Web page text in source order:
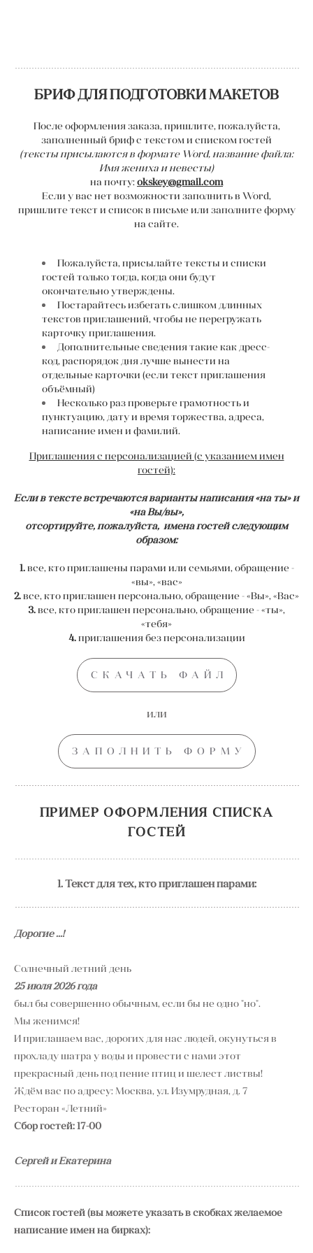
БРИФ ДЛЯ ПОДГОТОВКИ МАКЕТОВ
После оформления заказа, пришлите, пожалуйста,
заполненный бриф с текстом и списком гостей
(тексты присылаются в формате Word,название файла:
Имя жениха и невесты)
на почту:okskey@gmail.com
Если у вас нет возможности заполнить в Word,
пришлите текст и список в письме или заполните форму
на сайте.
Пожалуйста, присылайте тексты и списки
гостей только тогда,когда они будут
окончательно утверждены.
Постарайтесь избегать слишком длинных
текстов приглашений, чтобы не перегружать
карточку приглашения.
Дополнительные сведения такие как дресс-
код, распорядок дня лучше вынести на
отдельные карточки (если текст приглашения
объёмный)
Несколько раз проверьте грамотность и
пунктуацию, дату и время торжества, адреса,
написание имен и фамилий.
Приглашения с персонализацией (с указанием имен
гостей):
Если в тексте встречаются варианты написания «на ты» и
«на Вы/вы»,
отсортируйте, пожалуйста, имена гостей следующим
образом:
1.все, кто приглашены парами или семьями, обращение -
«вы», «вас»
2.все, кто приглашен персонально, обращение - «Вы», «Вас»
3.все, кто приглашен персонально, обращение - «ты»,
«тебя»
4.приглашения без персонализации
СКАЧАТЬ ФАЙЛ
или
ЗАПОЛНИТЬ ФОРМУ
ПРИМЕР ОФОРМЛЕНИЯ СПИСКА
ГОСТЕЙ
1. Текст для тех, кто приглашен парами:
Дорогие ...!
Солнечный летний день
25 июля 2026 года
был бы совершенно обычным, если бы не одно "но".
Мы женимся!
И приглашаем вас, дорогих для нас людей, окунуться в
прохладу шатра у воды и провести с нами этот
прекрасный день под пение птиц и шелест листвы!
Ждём вас по адресу: Москва, ул. Изумрудная, д. 7
Ресторан «Летний»
Сбор гостей: 17-00
Сергей и Екатерина
Список гостей (вы можете указать в скобках желаемое
написание имен на бирках):